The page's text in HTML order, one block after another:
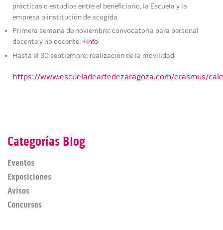
prácticas o estudios entre el beneficiario, la Escuela y la
empresa o institución de acogida
Primera semana de noviembre: convocatoria para personal
docente y no docente.+info
Hasta el 30 septiembre: realización de la movilidad
https://www.escueladeartedezaragoza.com/erasmus/
Categorías Blog
Eventos
Exposiciones
Avisos
Concursos